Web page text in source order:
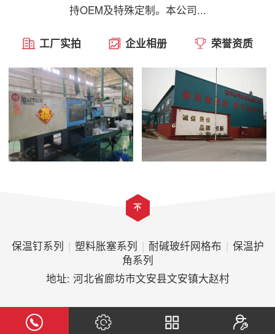
持OEM及特殊定制。本公司...
工厂实拍 企业相册 荣誉资质
保温钉系列 | 塑料胀塞系列 | 耐碱玻纤网格布 | 保温护
角系列
地址: 河北省廊坊市文安县文安镇大赵村